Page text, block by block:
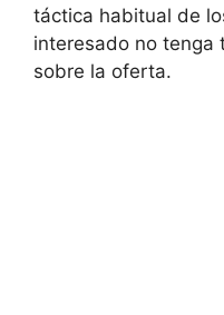
táctica habitual de
interesado no tenga
sobre la oferta.